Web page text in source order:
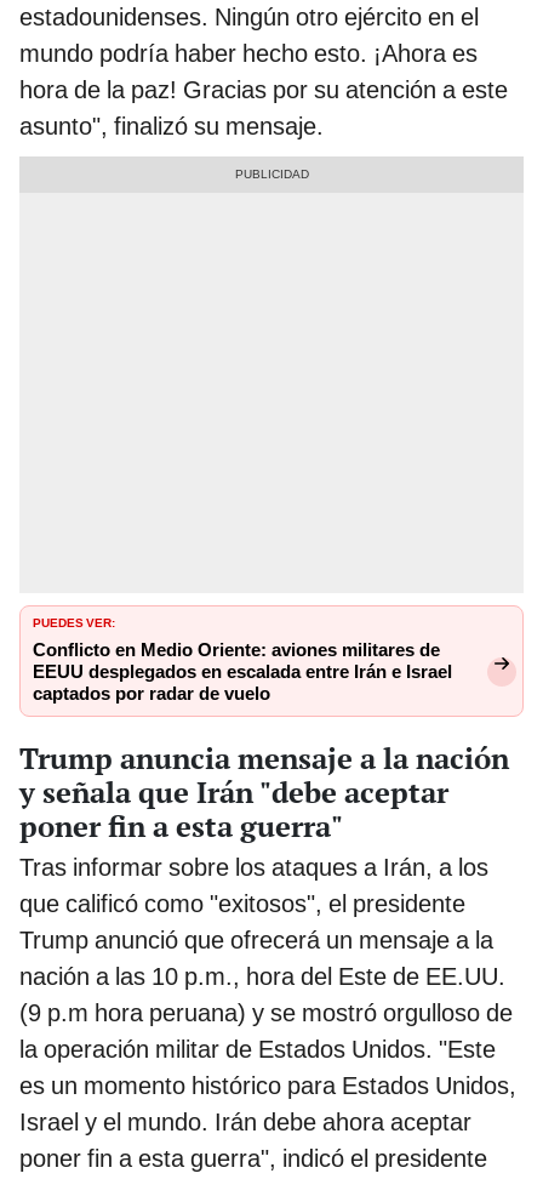
estadounidenses. Ningún otro ejército en el
mundo podría haber hecho esto. ¡Ahora es
hora de la paz! Gracias por su atención a este
asunto", finalizó su mensaje.
PUEDES VER:
Conflicto en Medio Oriente: aviones militares de
EEUU desplegados en escalada entre Irán e Israel
captados por radar de vuelo
Trump anuncia mensaje a la nación
y señala que Irán "debe aceptar
poner fin a esta guerra"
Tras informar sobre los ataques a Irán, a los
que calificó como "exitosos", el presidente
Trump anunció que ofrecerá un mensaje a la
nación a las 10 p.m., hora del Este de EE.UU.
(9 p.m hora peruana) y se mostró orgulloso de
la operación militar de Estados Unidos. "Este
es un momento histórico para Estados Unidos,
Israel y el mundo. Irán debe ahora aceptar
poner fin a esta guerra", indicó el presidente